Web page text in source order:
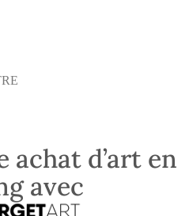
achat d’art en
avec